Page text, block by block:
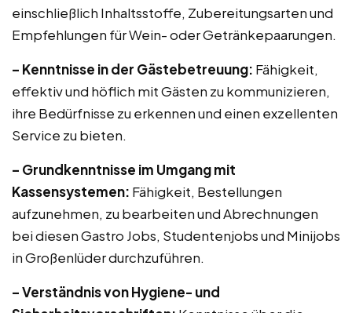
einschließlich Inhaltsstoffe, Zubereitungsarten und
Empfehlungen für Wein- oder Getränkepaarungen.
– Kenntnisse in der Gästebetreuung: Fähigkeit,
effektiv und höflich mit Gästen zu kommunizieren,
ihre Bedürfnisse zu erkennen und einen exzellenten
Service zu bieten.
– Grundkenntnisse im Umgang mit
Kassensystemen: Fähigkeit, Bestellungen
aufzunehmen, zu bearbeiten und Abrechnungen
bei diesen Gastro Jobs, Studentenjobs und Minijobs
in Großenlüder durchzuführen.
– Verständnis von Hygiene- und